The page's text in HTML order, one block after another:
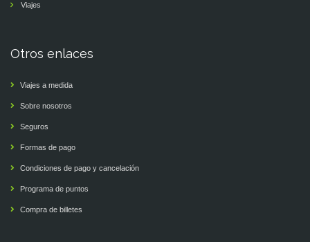
Viajes
Otros enlaces
Viajes a medida
Sobre nosotros
Seguros
Formas de pago
Condiciones de pago y cancelación
Programa de puntos
Compra de billetes